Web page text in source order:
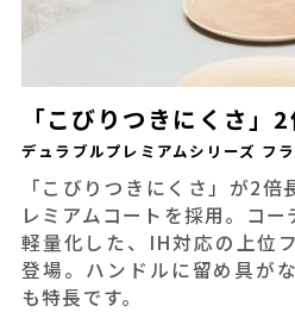
「こびりつきにくさ」
デュラブルプレミアムシリーズ フ
「こびりつきにくさ」が2
レミアムコートを採用。コ
軽量化した、IH対応の上位
登場。ハンドルに留め具が
も特長です。